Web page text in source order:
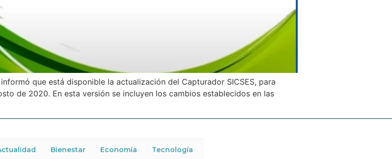
que está disponible la actualización del Capturador SICSES, para
de 2020. En esta versión se incluyen los cambios establecidos en las
Bienestar Economía Tecnología